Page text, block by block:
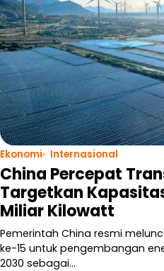
Ekonomi Internasional
China Percepat
Targetkan
Miliar Kilowatt
Pemerintah China resmi
ke-15 untuk pengembangan
2030 sebagai…